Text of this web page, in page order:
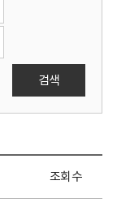
검색
조회수